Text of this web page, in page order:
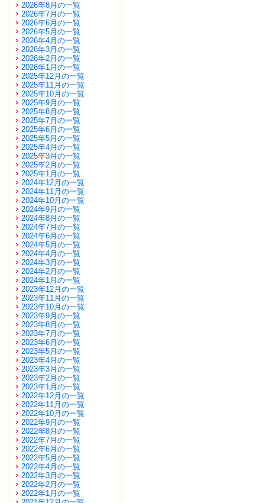
2026年8月の一覧
2026年7月の一覧
2026年6月の一覧
2026年5月の一覧
2026年4月の一覧
2026年3月の一覧
2026年2月の一覧
2026年1月の一覧
2025年12月の一覧
2025年11月の一覧
2025年10月の一覧
2025年9月の一覧
2025年8月の一覧
2025年7月の一覧
2025年6月の一覧
2025年5月の一覧
2025年4月の一覧
2025年3月の一覧
2025年2月の一覧
2025年1月の一覧
2024年12月の一覧
2024年11月の一覧
2024年10月の一覧
2024年9月の一覧
2024年8月の一覧
2024年7月の一覧
2024年6月の一覧
2024年5月の一覧
2024年4月の一覧
2024年3月の一覧
2024年2月の一覧
2024年1月の一覧
2023年12月の一覧
2023年11月の一覧
2023年10月の一覧
2023年9月の一覧
2023年8月の一覧
2023年7月の一覧
2023年6月の一覧
2023年5月の一覧
2023年4月の一覧
2023年3月の一覧
2023年2月の一覧
2023年1月の一覧
2022年12月の一覧
2022年11月の一覧
2022年10月の一覧
2022年9月の一覧
2022年8月の一覧
2022年7月の一覧
2022年6月の一覧
2022年5月の一覧
2022年4月の一覧
2022年3月の一覧
2022年2月の一覧
2022年1月の一覧